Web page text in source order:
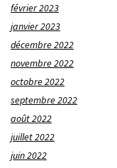
février 2023
janvier 2023
décembre 2022
novembre 2022
octobre 2022
septembre 2022
août 2022
juillet 2022
juin 2022